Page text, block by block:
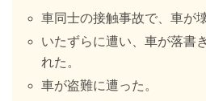
車同士の接触事故で、車が
いたずらに遭い、車が落書
れた。
車が盗難に遭った。